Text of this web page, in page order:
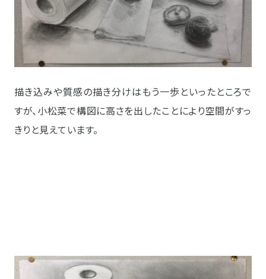
描き込みや質感の描き分けはもう一歩といったところで
すが、小松菜で構図に高さを出したことにより空間がすっ
きりと見えています。